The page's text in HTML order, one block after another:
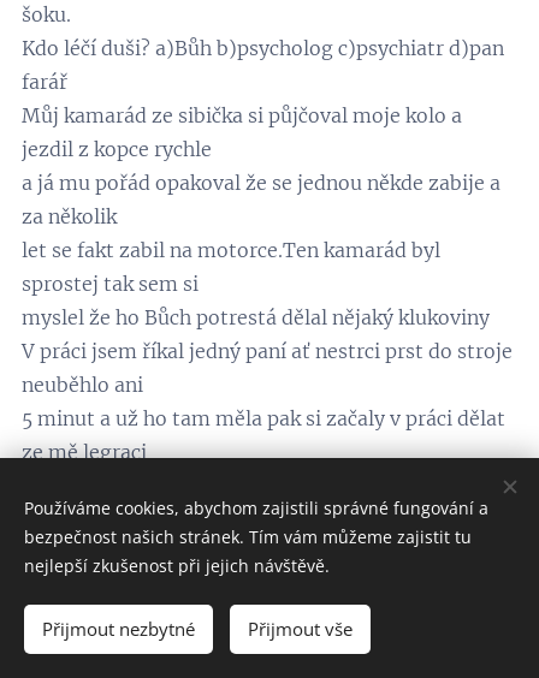
šoku.
Kdo léčí duši? a)Bůh b)psycholog c)psychiatr d)pan
farář
Můj kamarád ze sibička si půjčoval moje kolo a
jezdil z kopce rychle
a já mu pořád opakoval že se jednou někde zabije a
za několik
let se fakt zabil na motorce.Ten kamarád byl
sprostej tak sem si
myslel že ho Bůch potrestá dělal nějaký klukoviny
V práci jsem říkal jedný paní ať nestrci prst do stroje
neuběhlo ani
5 minut a už ho tam měla pak si začaly v práci dělat
ze mě legraci
V roce 2019 nám teta řekla že pojede natankovat
benzín
nevracela
a pak přišla od benzínky pěšky že ten benzín do toho
Používáme cookies, abychom zajistili správné fungování a
bezpečnost našich stránek. Tím vám můžeme zajistit tu
nejlepší zkušenost při jejich návštěvě.
Přijmout nezbytné Přijmout vše